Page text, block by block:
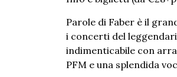
Parole di Faber è il
i concerti del
indimenticabile con
PFM e una splendida